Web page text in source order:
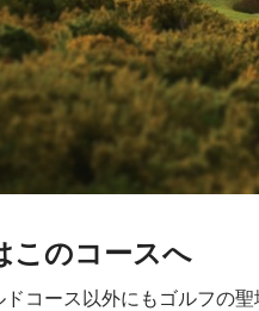
このコースへ
コース以外にもゴルフの